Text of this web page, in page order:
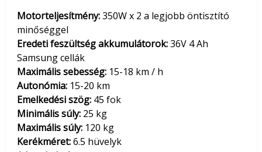
Motorteljesítmény:350W x 2 a legjobb öntisztító
minőséggel
Eredeti feszültség akkumulátorok:36V 4 Ah
Samsung cellák
Maximális sebesség: 15-18 km / h
Autonómia: 15-20 km
Emelkedési szög: 45 fok
Minimális súly: 25 kg
Maximális súly: 120 kg
Kerékméret:6.5 hüvelyk